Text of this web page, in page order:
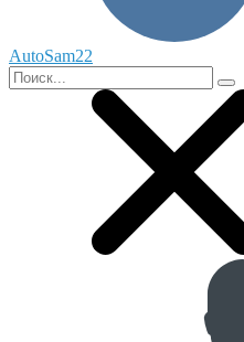
AutoSam22